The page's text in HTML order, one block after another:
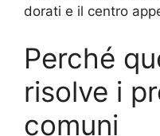
dorati e il centro
Perché
risolve i
comuni